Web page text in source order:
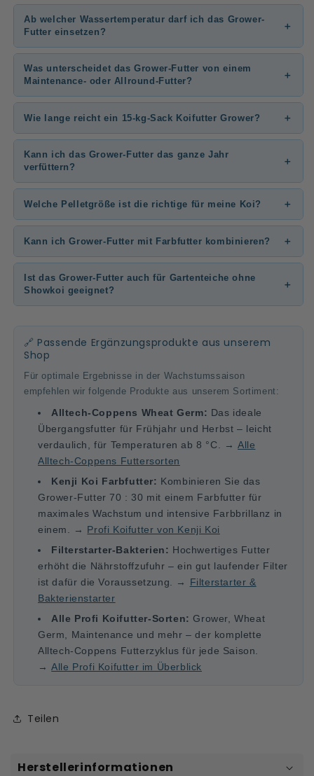
Ab welcher Wassertemperatur darf ich das Grower-
Futter einsetzen?
Was unterscheidet das Grower-Futter von einem
Maintenance- oder Allround-Futter?
Wie lange reicht ein 15-kg-Sack Koifutter Grower?
Kann ich das Grower-Futter das ganze Jahr
verfüttern?
Welche Pelletgröße ist die richtige für meine Koi?
Kann ich Grower-Futter mit Farbfutter kombinieren?
Ist das Grower-Futter auch für Gartenteiche ohne
Showkoi geeignet?
🔗 Passende Ergänzungsprodukte aus unserem
Shop
Für optimale Ergebnisse in der Wachstumssaison
empfehlen wir folgende Produkte aus unserem Sortiment:
Alltech-Coppens Wheat Germ: Das ideale
Übergangsfutter für Frühjahr und Herbst – leicht
verdaulich, für Temperaturen ab 8 °C. →Alle
Alltech-Coppens Futtersorten
Kenji Koi Farbfutter: Kombinieren Sie das
Grower-Futter 70 : 30 mit einem Farbfutter für
maximales Wachstum und intensive Farbbrillanz in
einem. → Profi Koifutter von Kenji Koi
Filterstarter-Bakterien: Hochwertiges Futter
erhöht die Nährstoffzufuhr – ein gut laufender Filter
ist dafür die Voraussetzung. → Filterstarter &
Bakterienstarter
Alle Profi Koifutter-Sorten: Grower, Wheat
Germ, Maintenance und mehr – der komplette
Alltech-Coppens Futterzyklus für jede Saison.
→Alle Profi Koifutter im Überblick
Teilen
Herstellerinformationen